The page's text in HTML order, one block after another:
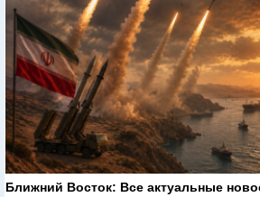
Ближний Восток: Все актуальные